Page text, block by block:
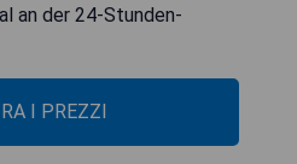
an der 24-Stunden-
I PREZZI